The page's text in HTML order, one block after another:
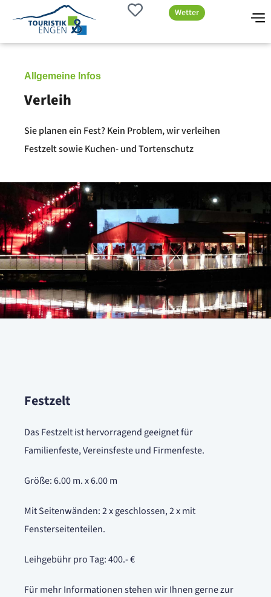
Wetter
Allgemeine Infos
Verleih
Sie planen ein Fest? Kein Problem, wir verleihen
Festzelt sowie Kuchen- und Tortenschutz
Festzelt
Das Festzelt ist hervorragend geeignet für
Familienfeste, Vereinsfeste und Firmenfeste.
Größe: 6.00 m. x 6.00 m
Mit Seitenwänden: 2 x geschlossen, 2 x mit
Fensterseitenteilen.
Leihgebühr pro Tag: 400.- €
Für mehr Informationen stehen wir Ihnen gerne zur